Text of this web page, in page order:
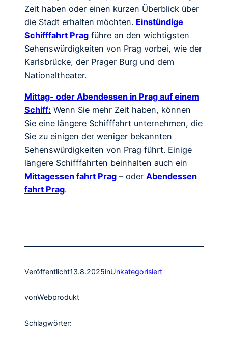
Zeit haben oder einen kurzen Überblick über
die Stadt erhalten möchten. Einstündige
Schifffahrt Prag führe an den wichtigsten
Sehenswürdigkeiten von Prag vorbei, wie der
Karlsbrücke, der Prager Burg und dem
Nationaltheater.
Mittag- oder Abendessen in Prag auf einem
Schiff: Wenn Sie mehr Zeit haben, können
Sie eine längere Schifffahrt unternehmen, die
Sie zu einigen der weniger bekannten
Sehenswürdigkeiten von Prag führt. Einige
längere Schifffahrten beinhalten auch ein
Mittagessen fahrt Prag – oder Abendessen
fahrt Prag.
Veröffentlicht13.8.2025inUnkategorisiert
vonWebprodukt
Schlagwörter: